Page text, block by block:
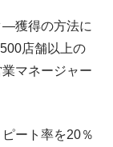
―獲得の方法に
店舗以上の
マネージャー
ート率を20％